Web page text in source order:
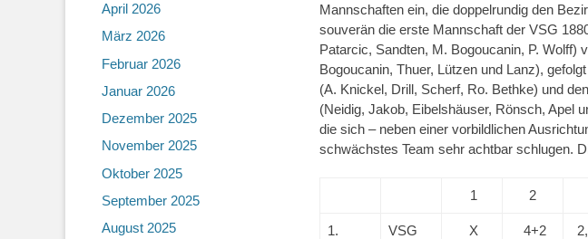
Mannschaften ein, die doppelrundig den
souverän die erste Mannschaft der VSG
Patarcic, Sandten, M. Bogoucanin, P. Wolff)
Bogoucanin, Thuer, Lützen und Lanz),
(A. Knickel, Drill, Scherf, Ro. Bethke) und
(Neidig, Jakob, Eibelshäuser, Rönsch, Apel
die sich – neben einer vorbildlichen
schwächstes Team sehr achtbar schlugen.
1 2
1.
VSG
X 4+2
April 2026
März 2026
Februar 2026
Januar 2026
Dezember 2025
November 2025
Oktober 2025
September 2025
August 2025